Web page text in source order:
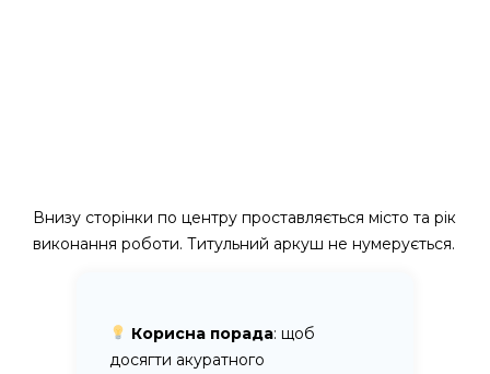
Внизу сторінки по центру проставляється місто та рік
виконання роботи. Титульний аркуш не нумерується.
Корисна порада: щоб
досягти акуратного